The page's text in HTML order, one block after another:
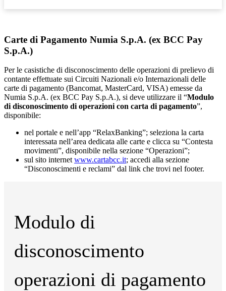
Carte di Pagamento Numia S.p.A. (ex BCC Pay
S.p.A.)
Per le casistiche di disconoscimento delle operazioni di prelievo di
contante effettuate sui Circuiti Nazionali e/o Internazionali delle
carte di pagamento (Bancomat, MasterCard, VISA) emesse da
Numia S.p.A. (ex BCC Pay S.p.A.), si deve utilizzare il “Modulo
di disconoscimento di operazioni con carta di pagamento”,
disponibile:
nel portale e nell’app “RelaxBanking”; seleziona la carta
interessata nell’area dedicata alle carte e clicca su “Contesta
movimenti”, disponibile nella sezione “Operazioni”;
sul sito internetwww.cartabcc.it; accedi alla sezione
“Disconoscimenti e reclami” dal link che trovi nel footer.
Modulo di
disconoscimento
operazioni di pagamento